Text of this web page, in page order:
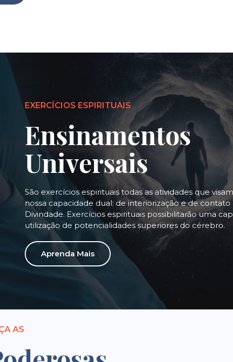
EXERCÍCIOS ESPIRITUAIS
Ensinamentos
Universais
São exercícios espirituais todas as atividades que
nossa capacidade dual: de interiorização e de contato
Divindade. Exercícios espirituais possibilitarão uma
utilização de potencialidades superiores do cérebro.
Aprenda Mais
AS